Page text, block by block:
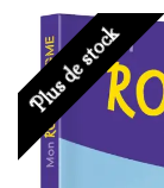
Plus de stock